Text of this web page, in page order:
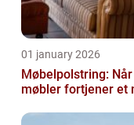
01 january 2026
Møbelpolstring:
møbler fortjener et